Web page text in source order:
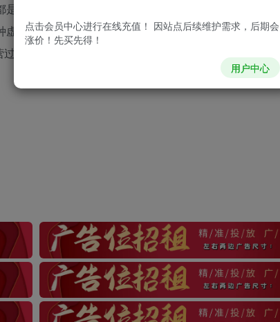
0成本的，某一个虚拟产品出单了。你甚至可以去相
拟产品， 你卖出去了，你的货源依旧还在，无需囤货
程中，商品也是可以进行自动发货的，所以占用你的
点击会员中心进行在线充值！ 因站点后续维护需求，后期会
涨价！先买先得！
用户中心